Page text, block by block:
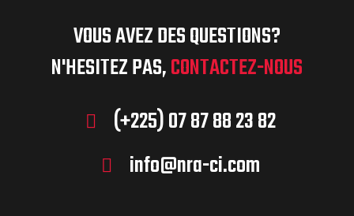
VOUS AVEZ DES QUESTIONS?
N'HESITEZ PAS,CONTACTEZ-NOUS
(+225) 07 87 88 23 82
info@nra-ci.com